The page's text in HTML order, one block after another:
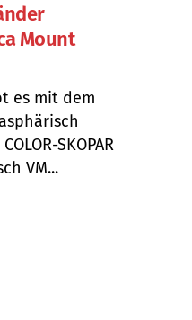
Mount
es mit dem
SKOPAR
VM...